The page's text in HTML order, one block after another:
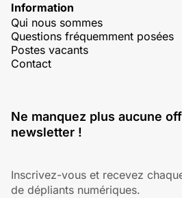
Information
Qui nous sommes
Questions fréquemment posées
Postes vacants
Contact
Ne manquez plus aucune
newsletter !
Inscrivez-vous et recevez
de dépliants numériques.